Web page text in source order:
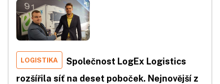
LOGISTIKA
Společnost LogEx Logistics
rozšířila síť na deset poboček. Nejnovější z